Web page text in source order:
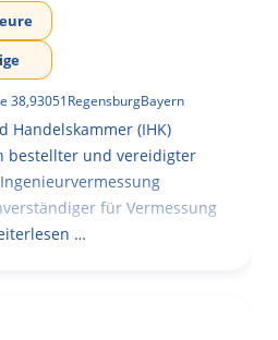
38,93051RegensburgBayern
Handelskammer (IHK)
bestellter und vereidigter
für Vermessung
…